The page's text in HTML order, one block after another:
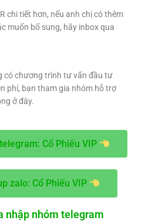
chi tiết hơn, nếu anh chị có thêm
muốn bổ sung, hãy inbox qua
có chương trình tư vấn đầu tư
phí, bạn tham gia nhóm hỗ trợ
ở đây.
Cổ Phiếu VIP
zalo: Cổ Phiếu VIP
nhập nhóm telegram